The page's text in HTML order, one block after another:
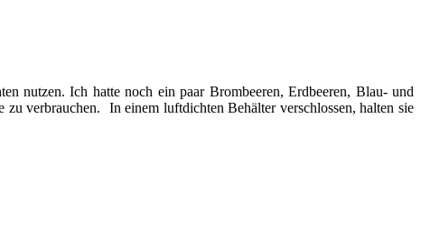
nutzen. Ich hatte noch ein paar Brombeeren, Erdbeeren, Blau- und
verbrauchen. In einem luftdichten Behälter verschlossen, halten sie